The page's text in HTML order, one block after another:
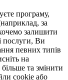
програму,
за
залишити
послуги, Ви
певних типів
на
та змінити
cookie або